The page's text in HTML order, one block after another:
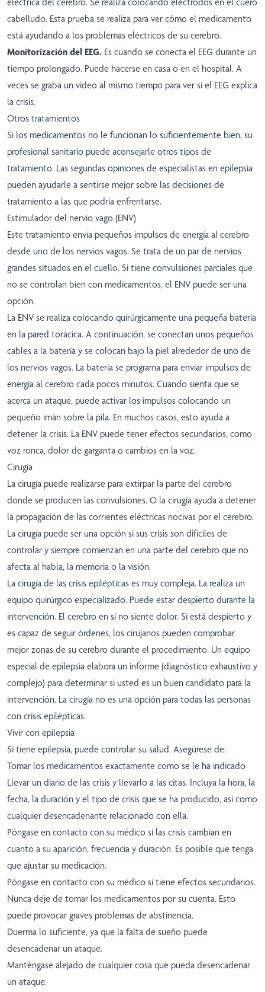
cabelludo. Esta prueba se realiza para ver cómo el medicamento
está ayudando a los problemas eléctricos de su cerebro.
Monitorización del EEG. Es cuando se conecta el EEG durante un
tiempo prolongado. Puede hacerse en casa o en el hospital. A
veces se graba un vídeo al mismo tiempo para ver si el EEG explica
la crisis.
Otros tratamientos
Si los medicamentos no le funcionan lo suficientemente bien, su
profesional sanitario puede aconsejarle otros tipos de
tratamiento. Las segundas opiniones de especialistas en epilepsia
pueden ayudarle a sentirse mejor sobre las decisiones de
tratamiento a las que podría enfrentarse.
Estimulador del nervio vago (ENV)
Este tratamiento envía pequeños impulsos de energía al cerebro
desde uno de los nervios vagos. Se trata de un par de nervios
grandes situados en el cuello. Si tiene convulsiones parciales que
no se controlan bien con medicamentos, el ENV puede ser una
opción.
La ENV se realiza colocando quirúrgicamente una pequeña batería
en la pared torácica. A continuación, se conectan unos pequeños
cables a la batería y se colocan bajo la piel alrededor de uno de
los nervios vagos. La batería se programa para enviar impulsos de
energía al cerebro cada pocos minutos. Cuando sienta que se
acerca un ataque, puede activar los impulsos colocando un
pequeño imán sobre la pila. En muchos casos, esto ayuda a
detener la crisis. La ENV puede tener efectos secundarios, como
voz ronca, dolor de garganta o cambios en la voz.
Cirugía
La cirugía puede realizarse para extirpar la parte del cerebro
donde se producen las convulsiones. O la cirugía ayuda a detener
la propagación de las corrientes eléctricas nocivas por el cerebro.
La cirugía puede ser una opción si sus crisis son difíciles de
controlar y siempre comienzan en una parte del cerebro que no
afecta al habla, la memoria o la visión.
La cirugía de las crisis epilépticas es muy compleja. La realiza un
equipo quirúrgico especializado. Puede estar despierto durante la
intervención. El cerebro en sí no siente dolor. Si está despierto y
es capaz de seguir órdenes, los cirujanos pueden comprobar
mejor zonas de su cerebro durante el procedimiento. Un equipo
especial de epilepsia elabora un informe (diagnóstico exhaustivo y
complejo) para determinar si usted es un buen candidato para la
intervención. La cirugía no es una opción para todas las personas
con crisis epilépticas.
Vivir con epilepsia
Si tiene epilepsia, puede controlar su salud. Asegúrese de:
Tomar los medicamentos exactamente como se le ha indicado
Llevar un diario de las crisis y llevarlo a las citas. Incluya la hora, la
fecha, la duración y el tipo de crisis que se ha producido, así como
cualquier desencadenante relacionado con ella.
Póngase en contacto con su médico si las crisis cambian en
cuanto a su aparición, frecuencia y duración. Es posible que tenga
que ajustar su medicación.
Póngase en contacto con su médico si tiene efectos secundarios.
Nunca deje de tomar los medicamentos por su cuenta. Esto
puede provocar graves problemas de abstinencia.
Duerma lo suficiente, ya que la falta de sueño puede
desencadenar un ataque.
Manténgase alejado de cualquier cosa que pueda desencadenar
un ataque.